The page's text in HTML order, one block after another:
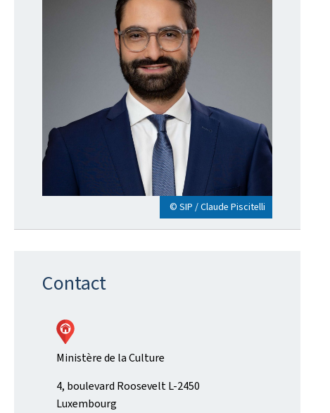
© SIP / Claude Piscitelli
Contact
Ministère de la Culture
ADRESSE
:
4, boulevard RooseveltL-2450
Luxembourg